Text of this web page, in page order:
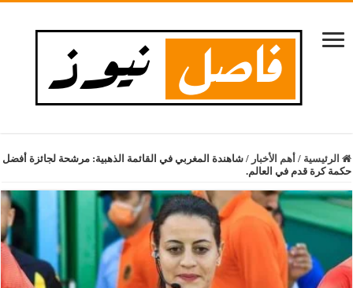
الرئيسية / أهم الأخبار / شاهندة المغربي في القائمة الذهبية: مرشحة لجائزة أفضل
حكمة كرة قدم في العالم.